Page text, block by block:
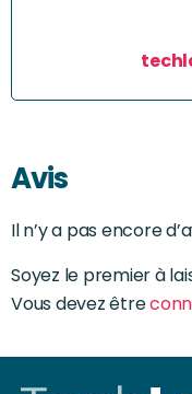
Avis
Il n’y a pas encore
Soyez le premier à
Vous devez être